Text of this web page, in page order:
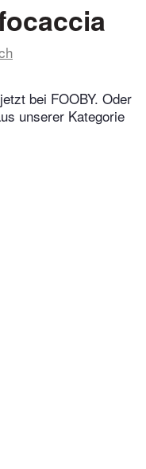
bei FOOBY. Oder
unserer Kategorie